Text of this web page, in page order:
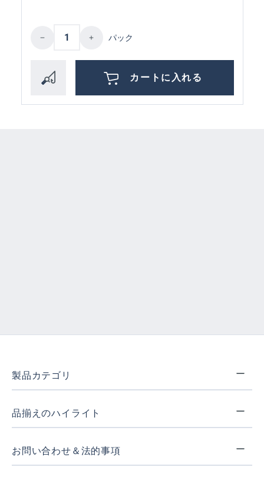
Product Quantity: Enter the desired
パック
カートに入れる
製品カテゴリ
品揃えのハイライト
お問い合わせ＆法的事項